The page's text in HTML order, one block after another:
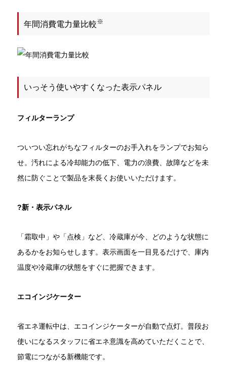
年間消費電力量比較 ※
いっそう使いやすくなった表示パネル
フィルターランプ
ついつい忘れがちなフィルターのお手入れをランプでお知ら
せ。汚れによる冷却能力の低下、電力の浪費、故障などを未
然に防ぐことで製品を末長くお使いいただけます。
?新・表示パネル
「霜取中」や「点検」など、冷蔵庫が今、どのような状態に
あるかをお知らせします。表示画面を一目見るだけで、庫内
温度や冷蔵庫の状態をすぐに把握できます。
エコインジケーター
省エネ運転中は、エコインジケーターが自動で点灯。普段お
使いになるスタッフに省エネ意識を高めていただくことで、
節電につながる新機能です。